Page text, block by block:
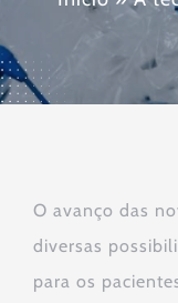
O avanço das
diversas
para os